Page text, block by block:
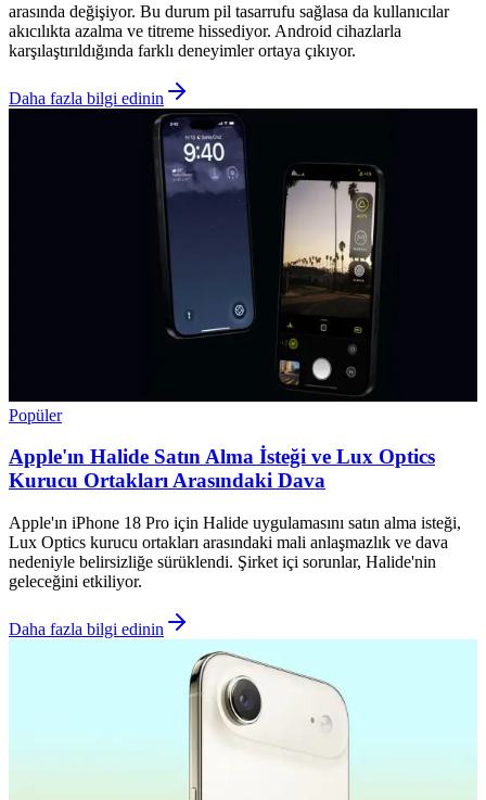
arasında değişiyor. Bu durum pil tasarrufu sağlasa da kullanıcılar
akıcılıkta azalma ve titreme hissediyor. Android cihazlarla
karşılaştırıldığında farklı deneyimler ortaya çıkıyor.
Daha fazla bilgi edinin
Popüler
Apple'ın Halide Satın Alma İsteği ve Lux Optics
Kurucu Ortakları Arasındaki Dava
Apple'ın iPhone 18 Pro için Halide uygulamasını satın alma isteği,
Lux Optics kurucu ortakları arasındaki mali anlaşmazlık ve dava
nedeniyle belirsizliğe sürüklendi. Şirket içi sorunlar, Halide'nin
geleceğini etkiliyor.
Daha fazla bilgi edinin